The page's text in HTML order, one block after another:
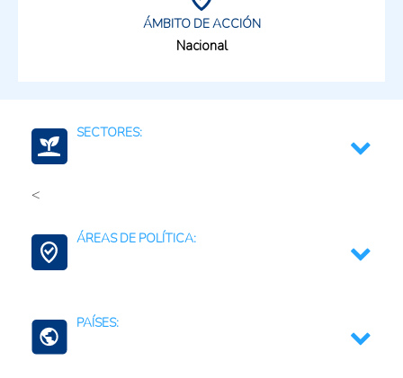
ÁMBITO DE ACCIÓN
Nacional
SECTORES:
<
Alimentos
Alimentos y bebidas (Total)
ÁREAS DE POLÍTICA:
PAÍSES: